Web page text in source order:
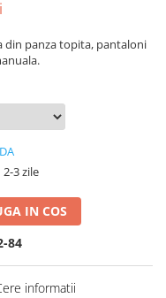
din panza topita, pantaloni
2-3 zile
IN COS
84
informatii